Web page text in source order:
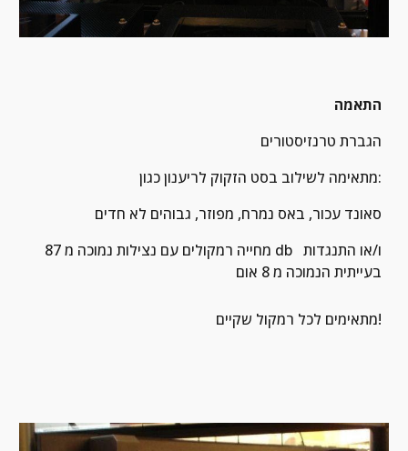
התאמה
הגברת טרנזיסטורים
מתאימה לשילוב בסט הזקוק לריענון כגון:
סאונד עכור, באס נמרח, מפוזר, גבוהים לא חדים
מחייה רמקולים עם נצילות נמוכה מ 87 db  ו/או התנגדות
בעייתית הנמוכה מ 8 אום
מתאימים לכל רמקול שקיים!